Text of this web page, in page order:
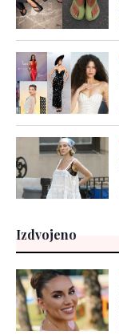
Izdvojeno